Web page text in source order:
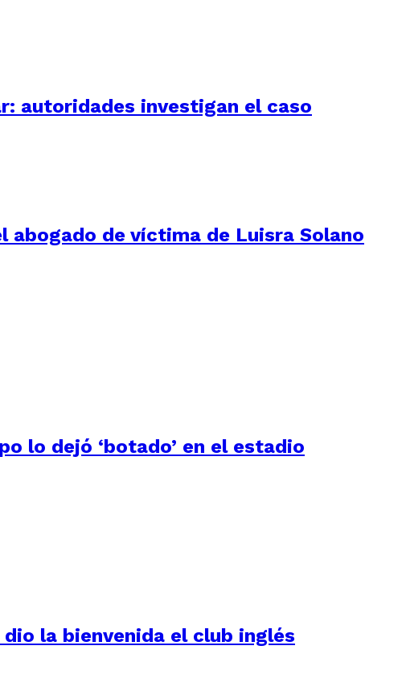
autoridades investigan el caso
abogado de víctima de Luisra Solano
lo dejó ‘botado’ en el estadio
la bienvenida el club inglés